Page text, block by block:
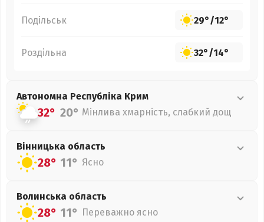
Подільськ 29°/12°
Роздільна 32°/14°
Автономна Республіка Крим
32° 20° Мінлива хмарність, слабкий дощ
Вінницька область
28° 11° Ясно
Волинська область
28° 11° Переважно ясно